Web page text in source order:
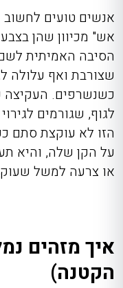
אנשים טועים
אש" מכיוון שהן
הסיבה האמיתית
שצורבת ואף עלולה
כשנשרפים. העקיצה
לגוף, שגורמים
הזו לא עוקצת סתם
על הקן שלה, והיא
או צרעה למשל
איך מזהים
הקטנה)